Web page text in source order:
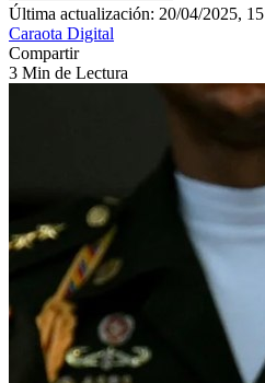
Última actualización: 20/04/2025, 15
Caraota Digital
Compartir
3 Min de Lectura